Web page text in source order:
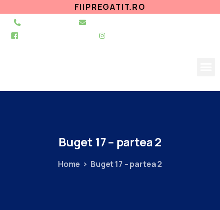
FIIPREGATIT.RO
Buget 17– partea2
Home Buget 17 – partea 2